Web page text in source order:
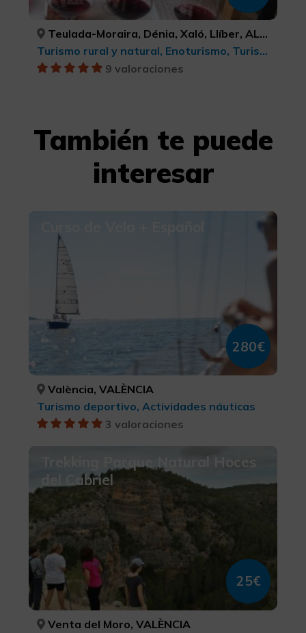
Teulada-Moraira, Dénia, Xaló, Llíber, ALACANT/ALICANTE, ALACANT/ALICANTE, ALACANT/ALICANTE, ALACANT/ALICANTE
Turismo rural y natural, Enoturismo, Turismo cultural
9 valoraciones
También te puede
interesar
280€
València, VALÈNCIA
Turismo deportivo, Actividades náuticas
3 valoraciones
Trekking Parque Natural Hoces
del Cabriel
25€
Venta del Moro, VALÈNCIA